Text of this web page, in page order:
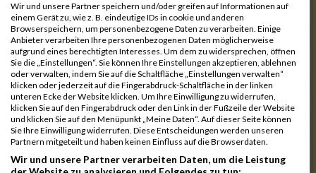
7730
Planta
00:29:23.6
7641
Heit
00:29:24.1
7682
Klein 00:29:34.6
02:28:48
7732
Samson
00:29:36.6
7544
Faltenbacher
00:29:46.5
7456
Jacobi
00:29:47.1
Lagally
Wir und unsere Partner speichern und/oder greifen auf Informationen auf
einem Gerät zu, wie z. B. eindeutige IDs in cookie und anderen
Browserspeichern, um personenbezogene Daten zu verarbeiten. Einige
Anbieter verarbeiten Ihre personenbezogenen Daten möglicherweise
aufgrund eines berechtigten Interesses. Um dem zu widersprechen, öffnen
Sie die „Einstellungen“. Sie können Ihre Einstellungen akzeptieren, ablehnen
oder verwalten, indem Sie auf die Schaltfläche „Einstellungen verwalten“
klicken oder jederzeit auf die Fingerabdruck-Schaltfläche in der linken
unteren Ecke der Website klicken. Um Ihre Einwilligung zu widerrufen,
klicken Sie auf den Fingerabdruck oder den Link in der Fußzeile der Website
und klicken Sie auf den Menüpunkt „Meine Daten“. Auf dieser Seite können
Sie Ihre Einwilligung widerrufen. Diese Entscheidungen werden unseren
Partnern mitgeteilt und haben keinen Einfluss auf die Browserdaten.
Wir und unsere Partner verarbeiten Daten, um die Leistung